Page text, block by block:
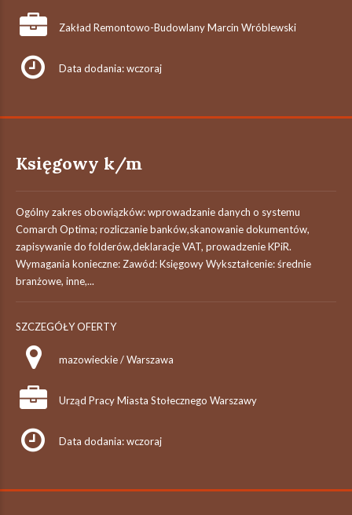
Zakład Remontowo-Budowlany Marcin Wróblewski
Data dodania: wczoraj
Księgowy k/m
Ogólny zakres obowiązków: wprowadzanie danych o systemu
Comarch Optima; rozliczanie banków,skanowanie dokumentów,
zapisywanie do folderów,deklaracje VAT, prowadzenie KPiR.
Wymagania konieczne: Zawód: Księgowy Wykształcenie: średnie
branżowe, inne,...
SZCZEGÓŁY OFERTY
mazowieckie / Warszawa
Urząd Pracy Miasta Stołecznego Warszawy
Data dodania: wczoraj